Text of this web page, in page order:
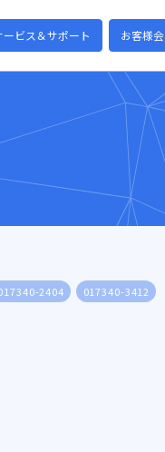
ービス＆サポート お客様
2404 017340-3412